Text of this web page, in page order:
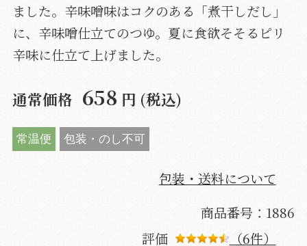
ました。辛味噌味はコクのある「煮干しだし」
に、辛味噌仕立てのつゆ。夏に食欲そそるピリ
辛味に仕立て上げました。
通常価格 658 円 (税込)
常温便 包装・のし不可
包装・送料について
商品番号：1886
評価
（6件）